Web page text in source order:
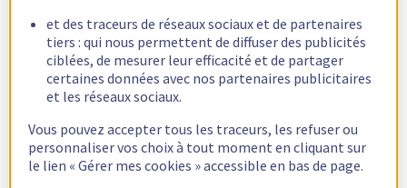
et des traceurs de réseaux sociaux et de partenaires
tiers : qui nous permettent de diffuser des publicités
ciblées, de mesurer leur efficacité et de partager
certaines données avec nos partenaires publicitaires
et les réseaux sociaux.
Vous pouvez accepter tous les traceurs, les refuser ou
personnaliser vos choix à tout moment en cliquant sur
le lien « Gérer mes cookies » accessible en bas de page.